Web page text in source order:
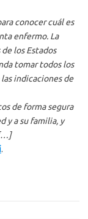
conocer cuál es
enfermo. La
los Estados
tomar todos los
indicaciones de
de forma segura
y a su familia, y
[…]
.